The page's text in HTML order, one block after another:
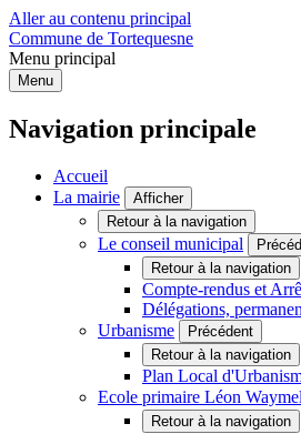
Aller au contenu principal
Commune de Tortequesne
Menu principal
Menu
Navigation principale
Accueil
La mairie
Afficher
Retour à la navigation
Le conseil municipal
Retour à la navigation
Compte-rendus et
Délégations,
Urbanisme
Précédent
Retour à la navigation
Plan Local
Ecole primaire Léon Waymel
Retour à la navigation